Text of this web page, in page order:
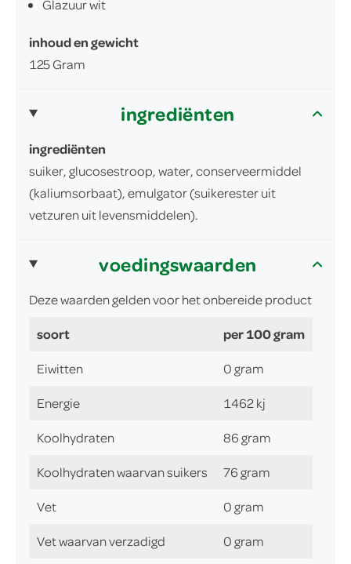
Glazuur wit
inhoud en gewicht
125 Gram
ingrediënten
ingrediënten
suiker, glucosestroop, water, conserveermiddel
(kaliumsorbaat), emulgator (suikerester uit
vetzuren uit levensmiddelen).
voedingswaarden
Deze waarden gelden voor het onbereide product
soort per 100 gram
Eiwitten 0 gram
Energie 1462 kj
Koolhydraten 86 gram
Koolhydraten waarvan suikers 76 gram
Vet 0 gram
Vet waarvan verzadigd 0 gram